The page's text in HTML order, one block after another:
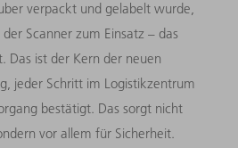
verpackt und gelabelt wurde,
Scanner zum Einsatz – das
Das ist der Kern der neuen
jeder Schritt im Logistikzentrum
bestätigt. Das sorgt nicht
vor allem für Sicherheit.